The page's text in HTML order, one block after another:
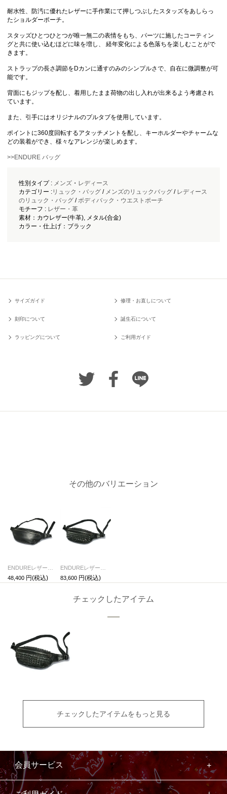
耐水性、防汚に優れたレザーに手作業にて押しつぶしたスタッズをあしらっ
たショルダーポーチ。
スタッズひとつひとつが唯一無二の表情をもち、パーツに施したコーティン
グと共に使い込むほどに味を増し、 経年変化による色落ちを楽しむことがで
きます。
ストラップの長さ調節をDカンに通すのみのシンプルさで、自在に微調整が可
能です。
背面にもジップを配し、着用したまま荷物の出し入れが出来るよう考慮され
ています。
また、引手にはオリジナルのプルタブを使用しています。
ポイントに360度回転するアタッチメントを配し、キーホルダーやチャームな
どの装着ができ、様々なアレンジが楽しめます。
>>ENDURE バッグ
性別タイプ : メンズ・ レディース
カテゴリー :リュック・バッグ/ メンズのリュックバッグ/ レディース
のリュック・バッグ/ボディバック・ウエストポーチ
モチーフ : レザー・革
素材：カウレザー(牛革), メタル(合金)
カラー・仕上げ：ブラック
サイズガイド 修理・お直しについて
刻印について 誕生石について
ラッピングについて ご利用ガイド
その他のバリエーション
48,400
83,600
チェックしたアイテム
チェックしたアイテムをもっと見る
会員サービス